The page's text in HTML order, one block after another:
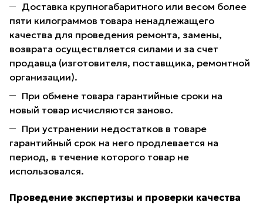
Доставка крупногабаритного или весом более
пяти килограммов товара ненадлежащего
качества для проведения ремонта, замены,
возврата осуществляется силами и за счет
продавца (изготовителя, поставщика, ремонтной
организации).
При обмене товара гарантийные сроки на
новый товар исчисляются заново.
При устранении недостатков в товаре
гарантийный срок на него продлевается на
период, в течение которого товар не
использовался.
Проведение экспертизы и проверки качества